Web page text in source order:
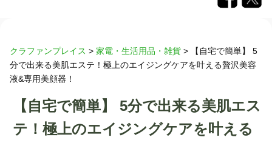
クラファンプレイス > 家電・生活用品・雑貨 >
【自宅で簡単】 5
分で出来る美肌エステ！極上のエイジングケアを叶える贅沢美容
液&専用美顔器！
【自宅で簡単】 5分で出来る美肌エス
テ！極上のエイジングケアを叶える